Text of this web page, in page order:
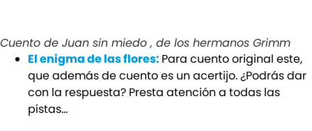
Cuento de Juan sin miedo , de los hermanos Grimm
El enigma de las flores: Para cuento original este,
que además de cuento es un acertijo. ¿Podrás dar
con la respuesta? Presta atención a todas las
pistas…